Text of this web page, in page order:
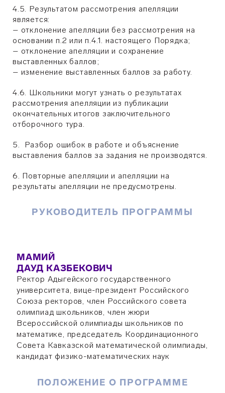
4.5. Результатом рассмотрения апелляции
является:
– отклонение апелляции без рассмотрения на
основании п.2 или п.4.1. настоящего Порядка;
– отклонение апелляции и сохранение
выставленных баллов;
– изменение выставленных баллов за работу.
4.6. Школьники могут узнать о результатах
рассмотрения апелляции из публикации
окончательных итогов заключительного
отборочного тура.
5. Разбор ошибок в работе и объяснение
выставления баллов за задания не производятся.
6. Повторные апелляции и апелляции на
результаты апелляции не предусмотрены.
РУКОВОДИТЕЛЬ ПРОГРАММЫ
МАМИЙ
ДАУД КАЗБЕКОВИЧ
Ректор Адыгейского государственного
университета, вице-президент Российского
Союза ректоров, член Российского совета
олимпиад школьников, член жюри
Всероссийской олимпиады школьников по
математике, председатель Координационного
Совета Кавказской математической олимпиады,
кандидат физико-математических наук
ПОЛОЖЕНИЕ О ПРОГРАММЕ